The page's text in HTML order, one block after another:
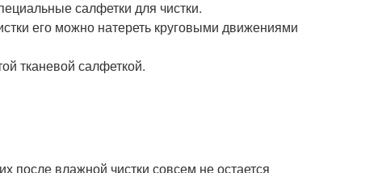
салфетки для чистки.
его можно натереть круговыми движениями
тканевой салфеткой.
после влажной чистки совсем не остается